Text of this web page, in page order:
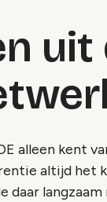
alleen kent
altijd het
daar